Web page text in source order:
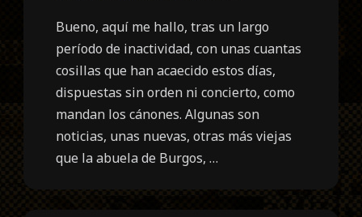
Bueno, aquí me hallo, tras un largo
período de inactividad, con unas cuantas
cosillas que han acaecido estos días,
dispuestas sin orden ni concierto, como
mandan los cánones. Algunas son
noticias, unas nuevas, otras más viejas
que la abuela de Burgos, …